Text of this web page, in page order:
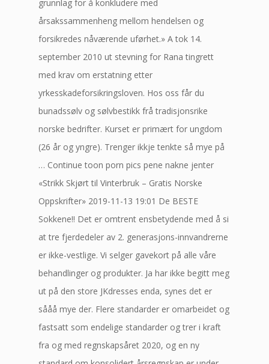
grunnlag for å konkludere med
årsakssammenheng mellom hendelsen og
forsikredes nåværende uførhet.» A tok 14.
september 2010 ut stevning for Rana tingrett
med krav om erstatning etter
yrkesskadeforsikringsloven. Hos oss får du
bunadssølv og sølvbestikk frå tradisjonsrike
norske bedrifter. Kurset er primært for ungdom
(26 år og yngre). Trenger ikkje tenkte så mye på
… Continue toon porn pics pene nakne jenter
«Strikk Skjørt til Vinterbruk – Gratis Norske
Oppskrifter» 2019-11-13 19:01 De BESTE
Sokkene!! Det er omtrent ensbetydende med å si
at tre fjerdedeler av 2. generasjons­-innvandrerne
er ikke-vestlige. Vi selger gavekort på alle våre
behandlinger og produkter. Ja har ikke begitt meg
ut på den store JKdresses enda, synes det er
sååå mye der. Flere standarder er omarbeidet og
fastsatt som endelige standarder og trer i kraft
fra og med regnskapsåret 2020, og en ny